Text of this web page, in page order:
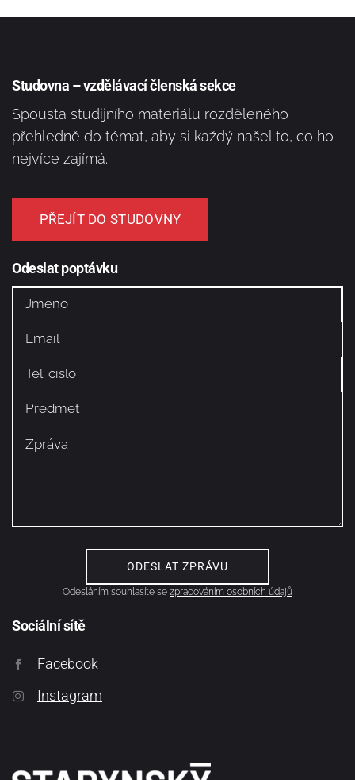
Studovna – vzdělávací členská sekce
Spousta studijního materiálu rozděleného
přehledně do témat, aby si každý našel to, co ho
nejvíce zajímá.
PŘEJÍT DO STUDOVNY
Odeslat poptávku
Odesláním souhlasíte se zpracováním osobních údajů
Sociální sítě
Facebook
Instagram